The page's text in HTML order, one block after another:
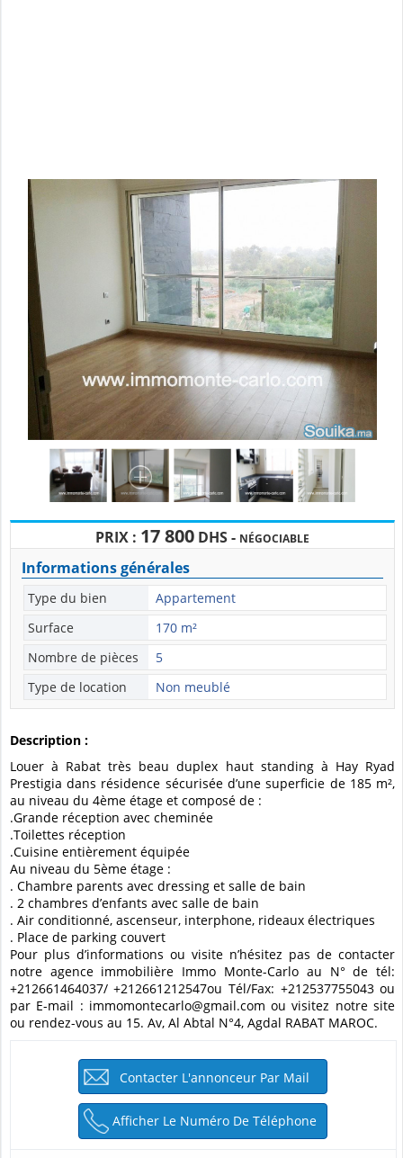
PRIX : 17 800DHS - NÉGOCIABLE
Informations générales
Type du bien
Appartement
Surface
170 m²
Nombre de pièces
5
Type de location
Non meublé
Description :
Louer à Rabat très beau duplex haut standing à Hay Ryad
Prestigia dans résidence sécurisée d’une superficie de 185 m²,
au niveau du 4ème étage et composé de :
.Grande réception avec cheminée
.Toilettes réception
.Cuisine entièrement équipée
Au niveau du 5ème étage :
. Chambre parents avec dressing et salle de bain
. 2 chambres d’enfants avec salle de bain
. Air conditionné, ascenseur, interphone, rideaux électriques
. Place de parking couvert
Pour plus d’informations ou visite n’hésitez pas de contacter
notre agence immobilière Immo Monte-Carlo au N° de tél:
+212661464037/ +212661212547ou Tél/Fax: +212537755043 ou
par E-mail : immomontecarlo@gmail.com ou visitez notre site
ou rendez-vous au 15. Av, Al Abtal N°4, Agdal RABAT MAROC.
Contacter L'annonceur Par Mail